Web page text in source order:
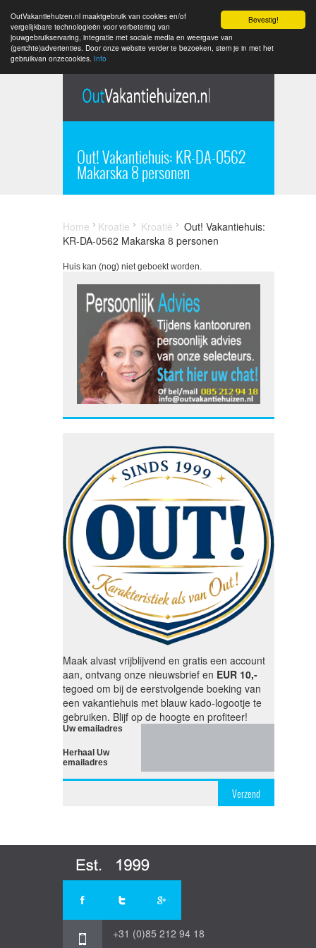
Bevestig!
OutVakantiehuizen.nl maaktgebruik van cookies en/of
vergelijkbare technologieën voor verbetering van
jouwgebruikservaring, integratie met sociale media en weergave van
(gerichte)advertenties. Door onze website verder te bezoeken, stem je in met het
gebruikvan onzecookies. Info
Out! Vakantiehuis: KR-DA-0562
Makarska 8 personen
Home Kroatie Kroatië
Out! Vakantiehuis:
KR-DA-0562 Makarska 8 personen
Huis kan (nog) niet geboekt worden.
Maak alvast vrijblijvend en gratis een account
aan, ontvang onze nieuwsbrief en EUR 10,-
tegoed om bij de eerstvolgende boeking van
een vakantiehuis met blauw kado-logootje te
gebruiken. Blijf op de hoogte en profiteer!
Uw emailadres
Herhaal Uw
emailadres
Verzend
+31 (0)85 212 94 18